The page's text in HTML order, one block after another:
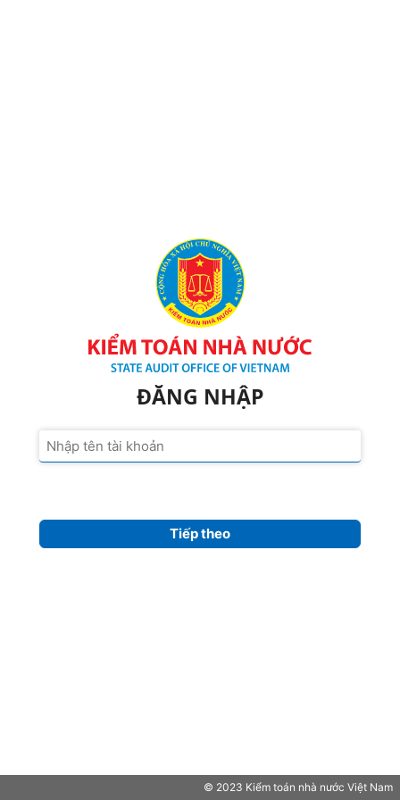
ĐĂNG NHẬP
Tiếp theo
© 2023 Kiểm toán nhà nước Việt Nam